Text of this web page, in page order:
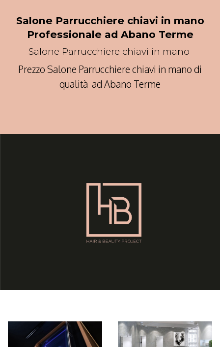
Salone Parrucchiere chiavi in mano
Professionale ad Abano Terme
Salone Parrucchiere chiavi in mano
Prezzo Salone Parrucchiere chiavi in mano di
qualità ad Abano Terme